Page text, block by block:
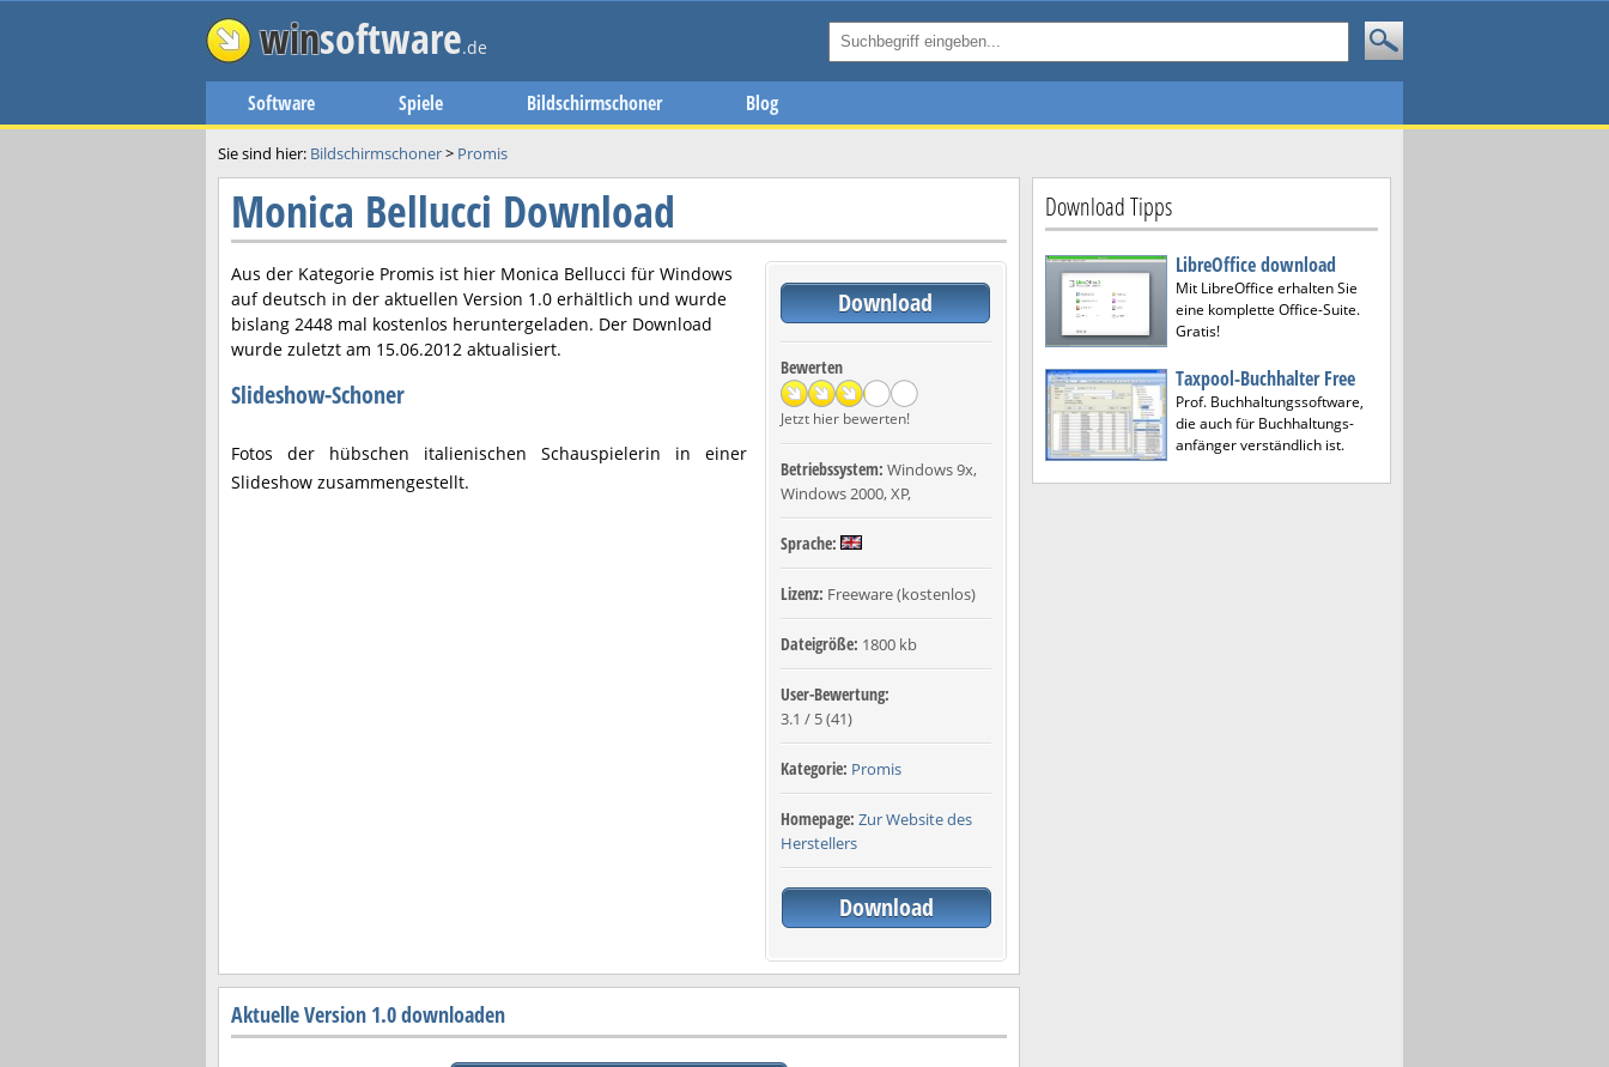
winsoftware.de
Software Spiele Bildschirmschoner Blog
Sie sind hier: Bildschirmschoner> Promis
Monica Bellucci Download
Aus der Kategorie Promis ist hier Monica Bellucci für Windows
auf deutsch in der aktuellen Version 1.0 erhältlich und wurde
bislang 2448 mal kostenlos heruntergeladen. Der Download
wurde zuletzt am 15.06.2012 aktualisiert.
Download
Bewerten
Jetzt hier bewerten!
Betriebssystem: Windows 9x,
Windows 2000, XP,
Sprache:
Lizenz: Freeware (kostenlos)
Dateigröße: 1800 kb
User-Bewertung:
3.1 / 5(41)
Kategorie: Promis
Homepage: Zur Website des
Herstellers
Download
Slideshow-Schoner
Fotos der hübschen italienischen Schauspielerin in einer
Slideshow zusammengestellt.
Aktuelle Version 1.0 downloaden
Download Tipps
LibreOffice download
Mit LibreOffice erhalten Sie
eine komplette Office-Suite.
Gratis!
Taxpool-Buchhalter Free
Prof. Buchhaltungssoftware,
die auch für Buchhaltungs-
anfänger verständlich ist.